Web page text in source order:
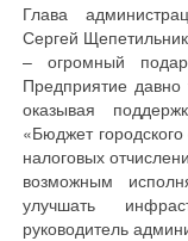
Глава
Сергей
– огромный
Предприятие давно
оказывая
«Бюджет
налоговых
возможным
улучшать
руководитель